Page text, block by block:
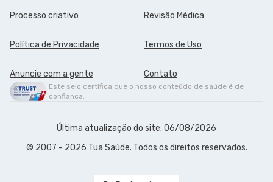
Processo criativo Revisão Médica
Política de Privacidade Termos de Uso
Anuncie com a gente Contato
Este selo certifica que o nosso conteúdo de saúde é de
confiança.
Última atualização do site: 06/08/2026
© 2007 - 2026 Tua Saúde. Todos os direitos reservados.